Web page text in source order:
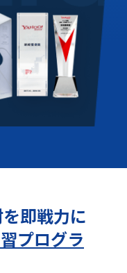
即戦力に
プログラ